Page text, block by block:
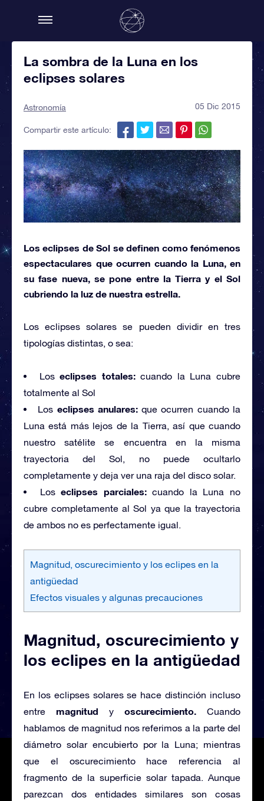
La sombra de la Luna en los
eclipses solares
Astronomía 05 Dic 2015
Compartir este artículo:
Loseclipses de Sol se definen como fenómenos
espectaculares que ocurren cuando la Luna, en
su fase nueva, se pone entre la Tierra y el Sol
cubriendo la luz de nuestra estrella.
Los eclipses solares se pueden dividir en tres
tipologías distintas, o sea:
Loseclipses totales:cuando la Luna cubre
totalmente al Sol
Los eclipses anulares:que ocurren cuando la
Luna está más lejos de la Tierra, así que cuando
nuestro satélite se encuentra en la misma
trayectoria del Sol, no puede ocultarlo
completamente y deja ver una raja del disco solar.
Loseclipses parciales:cuando la Luna no
cubre completamente al Sol ya que la trayectoria
de ambos no es perfectamente igual.
Magnitud, oscurecimiento y los eclipes en la
antigüedad
Efectos visuales y algunas precauciones
Magnitud, oscurecimiento y
los eclipes en la antigüedad
En los eclipses solares se hace distinción incluso
entre magnitud y oscurecimiento. Cuando
hablamos de magnitud nos referimos a la parte del
diámetro solar encubierto por la Luna; mientras
que el oscurecimiento hace referencia al
fragmento de la superficie solar tapada. Aunque
parezcan dos entidades similares son cosas